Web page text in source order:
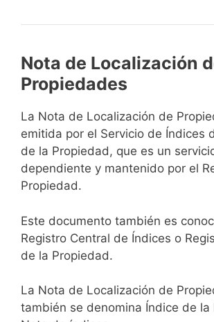
Nota de Localización
Propiedades
La Nota de Localización de
emitida por el Servicio de Índices
de la Propiedad, que es un
dependiente y mantenido por el
Propiedad.
Este documento también es
Registro Central de Índices o
de la Propiedad.
La Nota de Localización de
también se denomina Índice de la